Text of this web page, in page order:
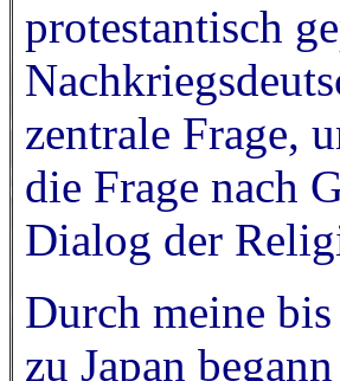
protestantisch
zentrale Frage,
die Frage nach
Dialog der
Durch meine
zu Japan